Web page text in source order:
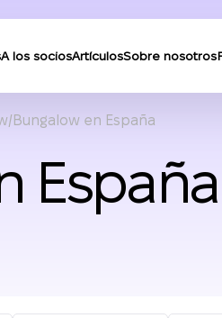
A los sociosArtículosSobre nosotros
Bungalow en España
España